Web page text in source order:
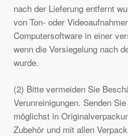
nach der Lieferung entfernt
von Ton- oder
Computersoftware in einer
wenn die Versiegelung nach
wurde.
(2) Bitte vermeiden Sie
Verunreinigungen. Senden
möglichst in
Zubehör und mit allen